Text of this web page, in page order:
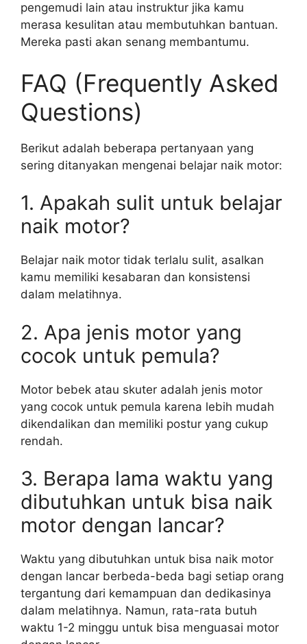
pengemudi lain atau instruktur jika kamu
merasa kesulitan atau membutuhkan bantuan.
Mereka pasti akan senang membantumu.
FAQ (Frequently Asked
Questions)
Berikut adalah beberapa pertanyaan yang
sering ditanyakan mengenai belajar naik motor:
1. Apakah sulit untuk belajar
naik motor?
Belajar naik motor tidak terlalu sulit, asalkan
kamu memiliki kesabaran dan konsistensi
dalam melatihnya.
2. Apa jenis motor yang
cocok untuk pemula?
Motor bebek atau skuter adalah jenis motor
yang cocok untuk pemula karena lebih mudah
dikendalikan dan memiliki postur yang cukup
rendah.
3. Berapa lama waktu yang
dibutuhkan untuk bisa naik
motor dengan lancar?
Waktu yang dibutuhkan untuk bisa naik motor
dengan lancar berbeda-beda bagi setiap orang
tergantung dari kemampuan dan dedikasinya
dalam melatihnya. Namun, rata-rata butuh
waktu 1-2 minggu untuk bisa menguasai motor